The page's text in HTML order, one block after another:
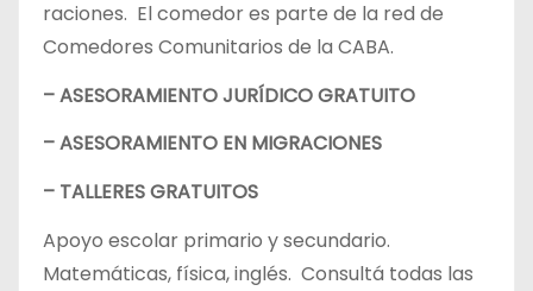
raciones. El comedor es parte de la red de
Comedores Comunitarios de la CABA.
– ASESORAMIENTO JURÍDICO GRATUITO
– ASESORAMIENTO EN MIGRACIONES
– TALLERES GRATUITOS
Apoyo escolar primario y secundario.
Matemáticas, física, inglés. Consultá todas las